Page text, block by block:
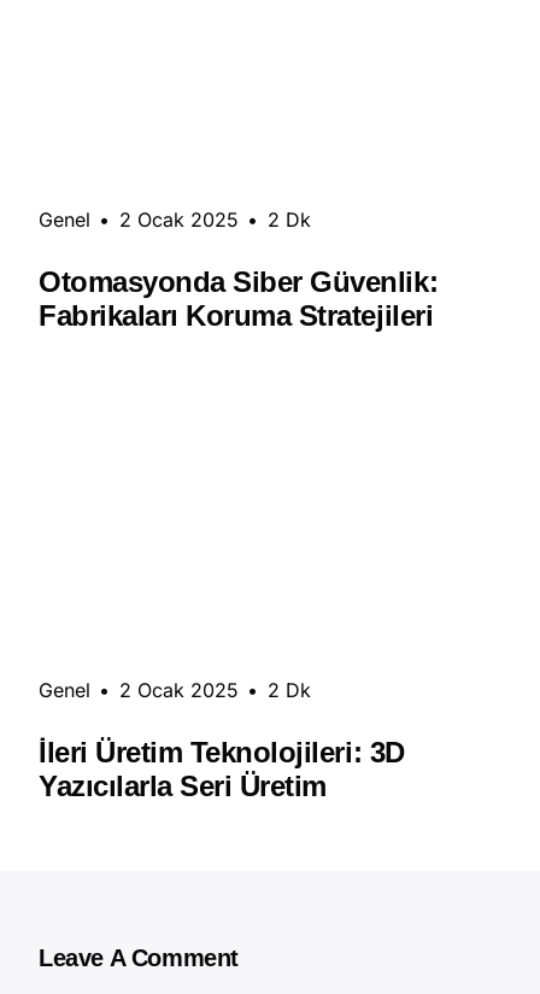
Genel • 2 Ocak 2025 • 2 Dk
Otomasyonda Siber Güvenlik:
Fabrikaları Koruma Stratejileri
Genel • 2 Ocak 2025 • 2 Dk
İleri Üretim Teknolojileri: 3D
Yazıcılarla Seri Üretim
Leave A Comment